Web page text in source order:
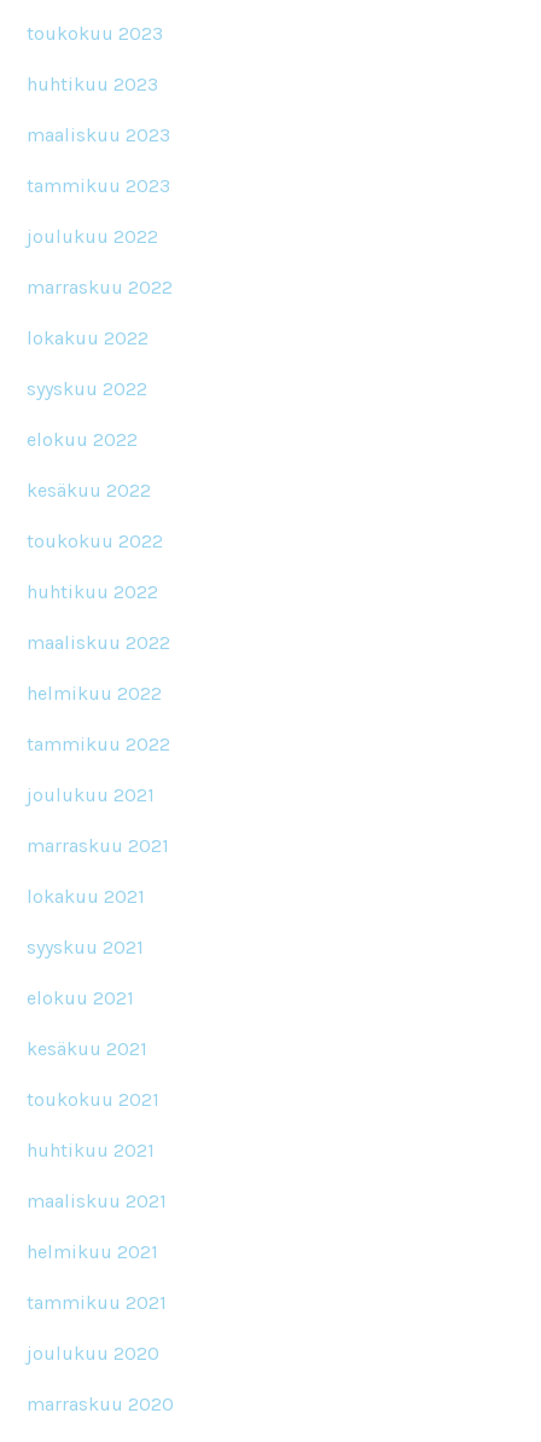
toukokuu 2023
huhtikuu 2023
maaliskuu 2023
tammikuu 2023
joulukuu 2022
marraskuu 2022
lokakuu 2022
syyskuu 2022
elokuu 2022
kesäkuu 2022
toukokuu 2022
huhtikuu 2022
maaliskuu 2022
helmikuu 2022
tammikuu 2022
joulukuu 2021
marraskuu 2021
lokakuu 2021
syyskuu 2021
elokuu 2021
kesäkuu 2021
toukokuu 2021
huhtikuu 2021
maaliskuu 2021
helmikuu 2021
tammikuu 2021
joulukuu 2020
marraskuu 2020